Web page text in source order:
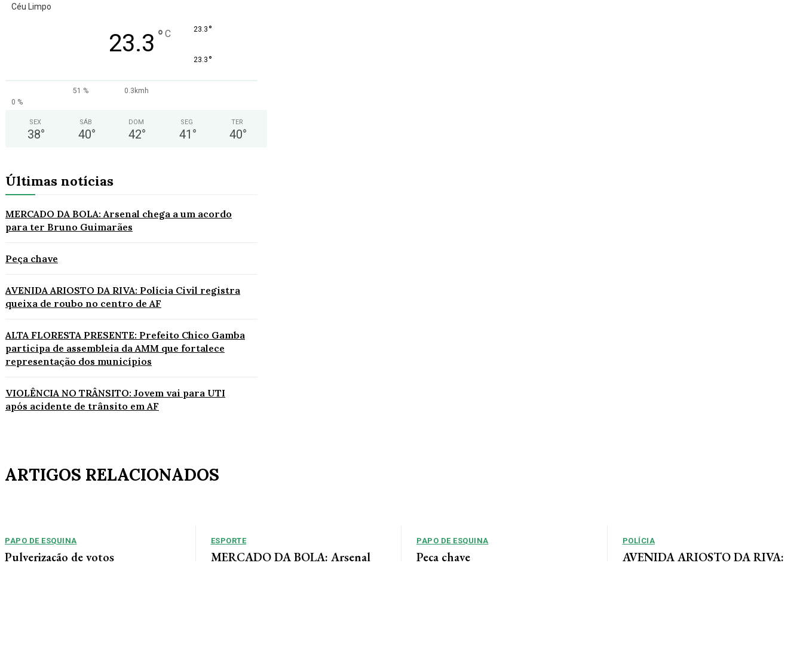
Céu Limpo
23.3 ° C 23.3 °
23.3 °
51 %
0.3kmh
0 %
SEX
38°
SÁB
40°
DOM
42°
SEG
41 °
TER
40°
Últimas notícias
MERCADO DA BOLA: Arsenal chega a um acordo
para ter Bruno Guimarães
Peça chave
AVENIDA ARIOSTO DA RIVA: Polícia Civil registra
queixa de roubo no centro de AF
ALTA FLORESTA PRESENTE: Prefeito Chico Gamba
participa de assembleia da AMM que fortalece
representação dos municípios
VIOLÊNCIA NO TRÂNSITO: Jovem vai para UTI
após acidente de trânsito em AF
ARTIGOS RELACIONADOS
PAPO DE ESQUINA
Pulverização de votos
ESPORTE
MERCADO DA BOLA: Arsenal
PAPO DE ESQUINA
Peça chave
POLÍCIA
AVENIDA ARIOSTO DA RIVA: